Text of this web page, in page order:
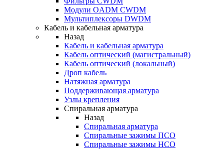
Модули OADM CWDM
Мультиплексоры DWDM
Кабель и кабельная арматура
Назад
Кабель и кабельная арматура
Кабель оптический (магистральный)
Кабель оптический (локальный)
Дроп кабель
Натяжная арматура
Поддерживающая арматура
Узлы крепления
Спиральная арматура
Назад
Спиральная арматура
Спиральные зажимы ПСО
Спиральные зажимы НСО